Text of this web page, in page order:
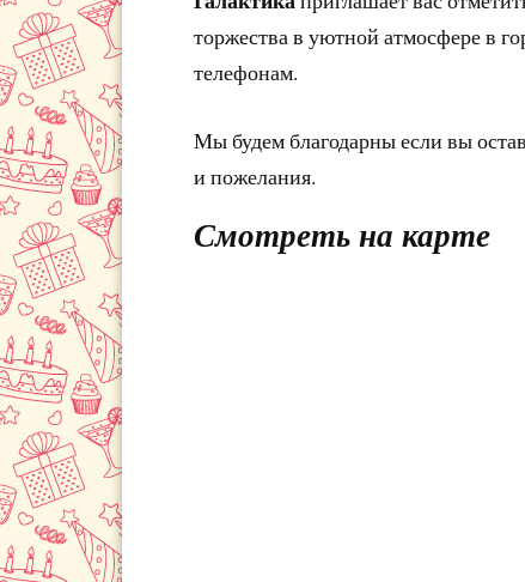
торжества в уютной атмосфере в
телефонам.
Мы будем благодарны если вы
и пожелания.
Смотреть на карте